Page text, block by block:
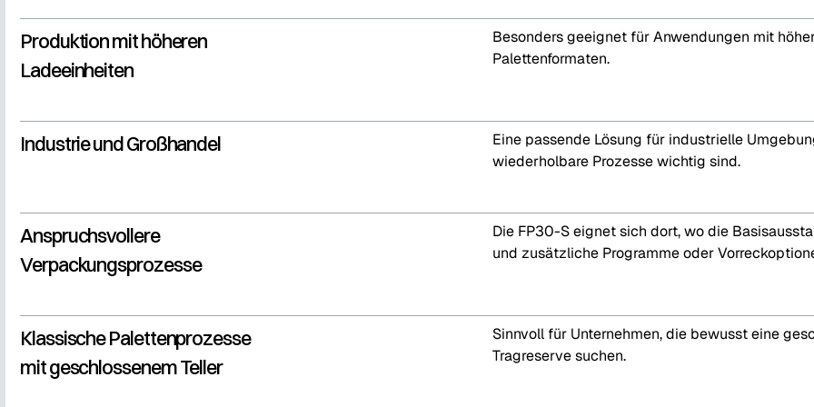
Produktion mit höheren
Ladeeinheiten
Besonders geeignet für Anwendungen mit
Palettenformaten.
Industrie und Großhandel
Eine passende Lösung für industrielle
wiederholbare Prozesse wichtig sind.
Anspruchsvollere
Verpackungsprozesse
Die FP30-S eignet sich dort, wo die
und zusätzliche Programme oder
Klassische Palettenprozesse
mit geschlossenem Teller
Sinnvoll für Unternehmen, die bewusst eine
Tragreserve suchen.